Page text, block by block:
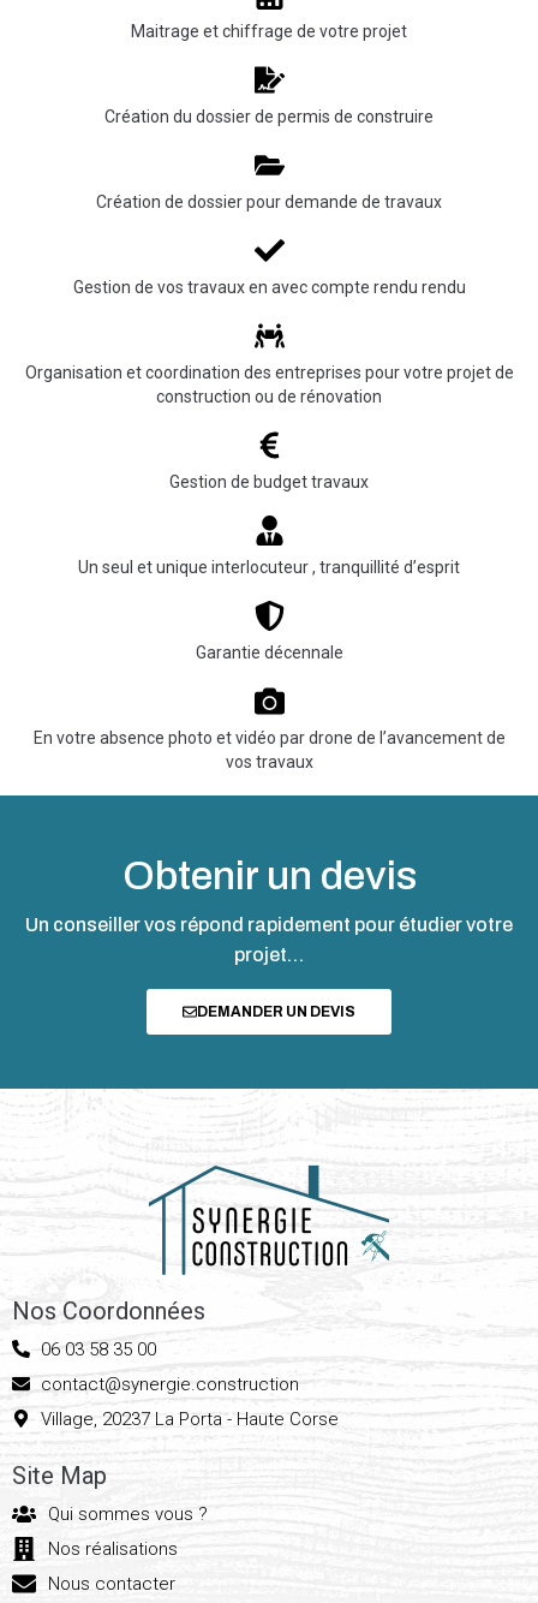
Maitrage et chiffrage de votre projet
Création du dossier de permis de construire
Création de dossier pour demande de travaux
Gestion de vos travaux en avec compte rendu rendu
Organisation et coordination des entreprises pour votre projet de
construction ou de rénovation
Gestion de budget travaux
Un seul et unique interlocuteur , tranquillité d’esprit
Garantie décennale
En votre absence photo et vidéo par drone de l’avancement de
vos travaux
Obtenir un devis
Un conseiller vos répond rapidement pour étudier votre
projet…
DEMANDER UN DEVIS
Nos Coordonnées
06 03 58 35 00
contact@synergie.construction
Village, 20237 La Porta - Haute Corse
Site Map
Qui sommes vous ?
Nos réalisations
Nous contacter